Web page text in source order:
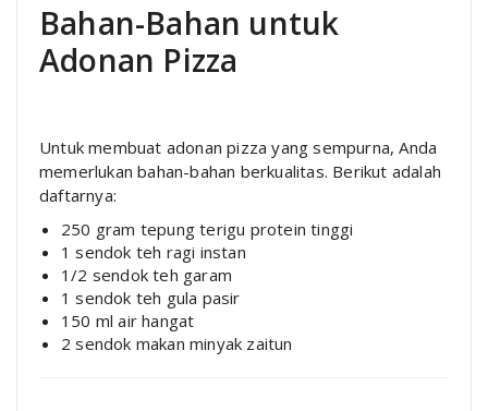
Bahan-Bahan untuk
Adonan Pizza
Untuk membuat adonan pizza yang sempurna, Anda
memerlukan bahan-bahan berkualitas. Berikut adalah
daftarnya:
250 gram tepung terigu protein tinggi
1 sendok teh ragi instan
1/2 sendok teh garam
1 sendok teh gula pasir
150 ml air hangat
2 sendok makan minyak zaitun